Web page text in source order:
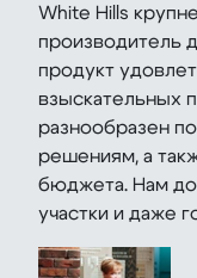
White Hills
производитель
продукт
взыскательных
разнообразен
решениям, а
бюджета. Нам
участки и даже